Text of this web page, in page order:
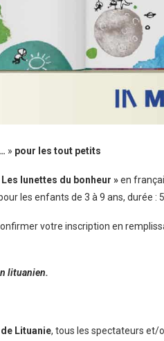
» pour les tout petits
Les lunettes du bonheur »en
les enfants de 3 à 9 ans, durée :
votre inscription en
lituanien.
Lituanie, tous les spectateurs et/